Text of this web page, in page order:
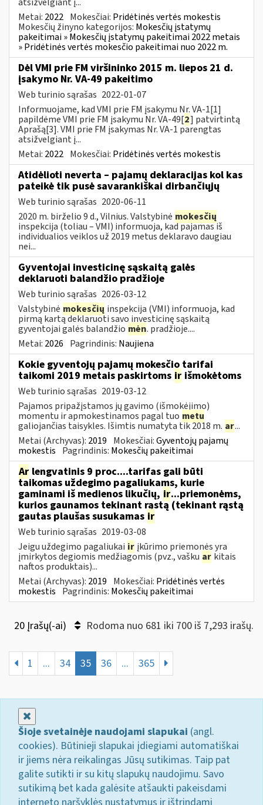
Metai: 2022 Mokesčiai: Pridėtinės vertės mokestis
Mokesčių žinyno kategorijos: Mokesčių įstatymų
pakeitimai » Mokesčių įstatymų pakeitimai 2022 metais
» Pridėtinės vertės mokesčio pakeitimai nuo 2022 m.
Dėl VMI prie FM viršininko 2015 m. liepos 21 d.
įsakymo Nr. VA-49 pakeitimo
Web turinio sąrašas 2022-01-07
Informuojame, kad VMI prie FM įsakymu Nr. VA-1[1]
papildėme VMI prie FM įsakymu Nr. VA-49[2] patvirtintą
Aprašą[3]. VMI prie FM įsakymas Nr. VA-1 parengtas
atsižvelgiant į...
Metai: 2022 Mokesčiai: Pridėtinės vertės mokestis
Atidėlioti neverta – pajamų deklaracijas kol kas
pateikė tik pusė savarankiškai dirbančiųjų
Web turinio sąrašas 2020-06-11
2020 m. birželio 9 d., Vilnius. Valstybinė mokesčių
inspekcija (toliau – VMI) informuoja, kad pajamas iš
individualios veiklos už 2019 metus deklaravo daugiau
nei...
Gyventojai investicinę sąskaitą galės
deklaruoti balandžio pradžioje
Web turinio sąrašas 2026-03-12
Valstybinė mokesčių inspekcija (VMI) informuoja, kad
pirmą kartą deklaruoti savo investicinę sąskaitą
gyventojai galės balandžio mėn. pradžioje....
Metai: 2026 Pagrindinis: Naujiena
Kokie gyventojų pajamų mokesčio tarifai
taikomi 2019 metais paskirtoms ir išmokėtoms
Web turinio sąrašas 2019-03-12
Pajamos pripažįstamos jų gavimo (išmokėjimo)
momentu ir apmokestinamos pagal tuo metu
galiojančias taisykles. Išimtis numatyta tik 2018 m. ar...
Metai (Archyvas): 2019 Mokesčiai:Gyventojų pajamų
mokestis Pagrindinis: Mokesčių pakeitimai
Ar lengvatinis 9 proc....tarifas gali būti
taikomas uždegimo pagaliukams, kurie
gaminami iš medienos likučių, ir...priemonėms,
kurios gaunamos tekinant rąstą (tekinant rąstą
gautas plaušas susukamas ir
Web turinio sąrašas 2019-03-08
Jeigu uždegimo pagaliukai ir įkūrimo priemonės yra
įmirkytos degiomis medžiagomis (pvz., vašku ar kitais
naftos produktais)...
Metai (Archyvas): 2019 Mokesčiai: Pridėtinės vertės
mokestis Pagrindinis: Mokesčių pakeitimai
20 Įrašų(-ai) Rodoma nuo 681 iki 700 iš 7,293 irašų.
1 ... 34 35 36 ... 365
Šioje svetainėje naudojami slapukai (angl.
cookies). Būtinieji slapukai įdiegiami automatiškai
ir jiems nėra reikalingas Jūsų sutikimas. Taip pat
galite sutikti ir su kitų slapukų naudojimu. Savo
sutikimą bet kada galėsite atšaukti pakeisdami
interneto naršyklės nustatymus ir ištrindami